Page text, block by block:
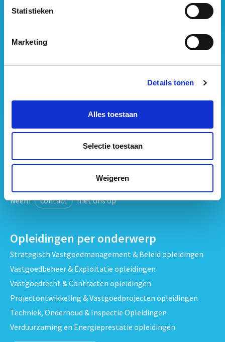
Statistieken
Marketing
Details tonen
Alles toestaan
Selectie toestaan
Weigeren
Vastgoed Business School
Philitelaan 73
info@vastgoedbs.nl
KvK: 34153807
BTW: NL809795863B01
Heb je een vraag?
Neem contact met ons op
Opleidingen per onderwerp
Strategisch Vastgoedmanagement & Beleid opleidingen
Vastgoedbeheer & Exploitatie opleidingen
Vastgoedrecht & Contracten opleidingen
Projectontwikkeling & Vastgoedprojecten opleidingen
Techniek, Onderhoud & Inspectie Opleidingen
Verduurzaming en Energieprestatie opleidingen